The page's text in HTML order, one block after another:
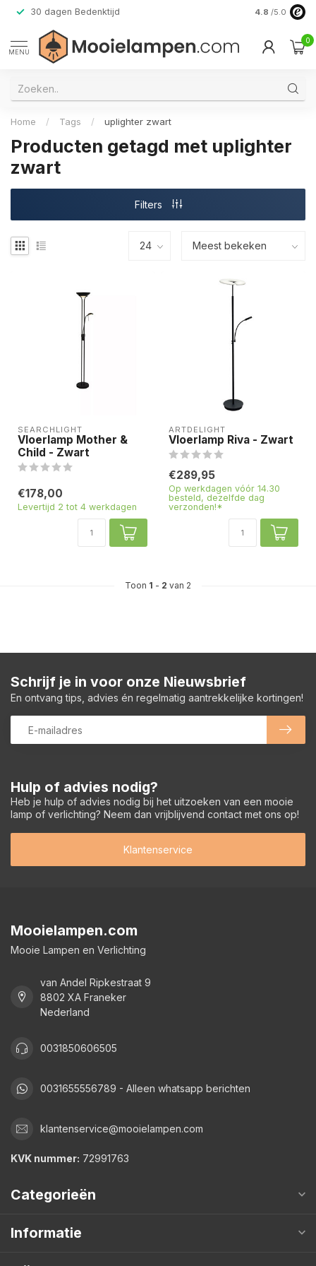
30 dagen Bedenktijd Verzending
4.8 /5.0
MENU
0
Home / Tags / uplighter zwart
Producten getagd met uplighter
zwart
Filters
SEARCHLIGHT
Vloerlamp Mother &
Child - Zwart
€178,00
Levertijd 2 tot 4 werkdagen
ARTDELIGHT
Vloerlamp Riva - Zwart
€289,95
Op werkdagen vóór 14.30
besteld, dezelfde dag
verzonden!*
Toon 1 - 2 van 2
Hulp of advies nodig?
Heb je hulp of advies nodig bij het uitzoeken van een mooie
lamp of verlichting? Neem dan vrijblijvend contact met ons op!
Klantenservice
Schrijf je in voor onze Nieuwsbrief
En ontvang tips, advies én regelmatig aantrekkelijke kortingen!
Mooielampen.com
Mooie Lampen en Verlichting
van Andel Ripkestraat 9
8802 XA Franeker
Nederland
0031850606505
0031655556789 - Alleen whatsapp berichten
klantenservice@mooielampen.com
KVK nummer: 72991763
Categorieën
Informatie